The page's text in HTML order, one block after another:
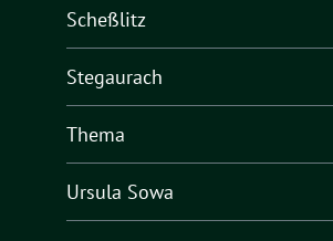
Scheßlitz
Stegaurach
Thema
Ursula Sowa